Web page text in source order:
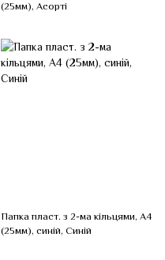
(25мм), Асорті
Папка пласт. з 2-ма кільцями, А4
(25мм), синій, Синій